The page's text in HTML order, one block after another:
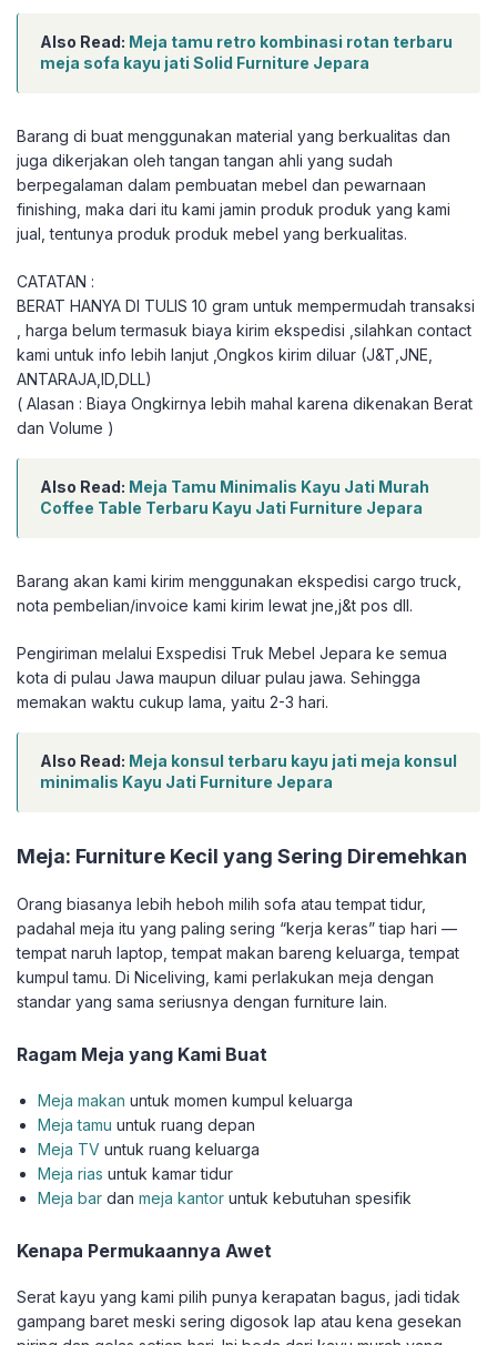
Also Read: Meja tamu retro kombinasi rotan terbaru
meja sofa kayu jati Solid Furniture Jepara
Barang di buat menggunakan material yang berkualitas dan
juga dikerjakan oleh tangan tangan ahli yang sudah
berpegalaman dalam pembuatan mebel dan pewarnaan
finishing, maka dari itu kami jamin produk produk yang kami
jual, tentunya produk produk mebel yang berkualitas.
CATATAN :
BERAT HANYA DI TULIS 10 gram untuk mempermudah transaksi
, harga belum termasuk biaya kirim ekspedisi ,silahkan contact
kami untuk info lebih lanjut ,Ongkos kirim diluar (J&T,JNE,
ANTARAJA,ID,DLL)
( Alasan : Biaya Ongkirnya lebih mahal karena dikenakan Berat
dan Volume )
Also Read: Meja Tamu Minimalis Kayu Jati Murah
Coffee Table Terbaru Kayu Jati Furniture Jepara
Barang akan kami kirim menggunakan ekspedisi cargo truck,
nota pembelian/invoice kami kirim lewat jne,j&t pos dll.
Pengiriman melalui Exspedisi Truk Mebel Jepara ke semua
kota di pulau Jawa maupun diluar pulau jawa. Sehingga
memakan waktu cukup lama, yaitu 2-3 hari.
Also Read: Meja konsul terbaru kayu jati meja konsul
minimalis Kayu Jati Furniture Jepara
Meja: Furniture Kecil yang Sering Diremehkan
Orang biasanya lebih heboh milih sofa atau tempat tidur,
padahal meja itu yang paling sering “kerja keras” tiap hari —
tempat naruh laptop, tempat makan bareng keluarga, tempat
kumpul tamu. Di Niceliving, kami perlakukan meja dengan
standar yang sama seriusnya dengan furniture lain.
Ragam Meja yang Kami Buat
Meja makan untuk momen kumpul keluarga
Meja tamu untuk ruang depan
Meja TV untuk ruang keluarga
Meja rias untuk kamar tidur
Meja bar danmeja kantor untuk kebutuhan spesifik
Kenapa Permukaannya Awet
Serat kayu yang kami pilih punya kerapatan bagus, jadi tidak
gampang baret meski sering digosok lap atau kena gesekan